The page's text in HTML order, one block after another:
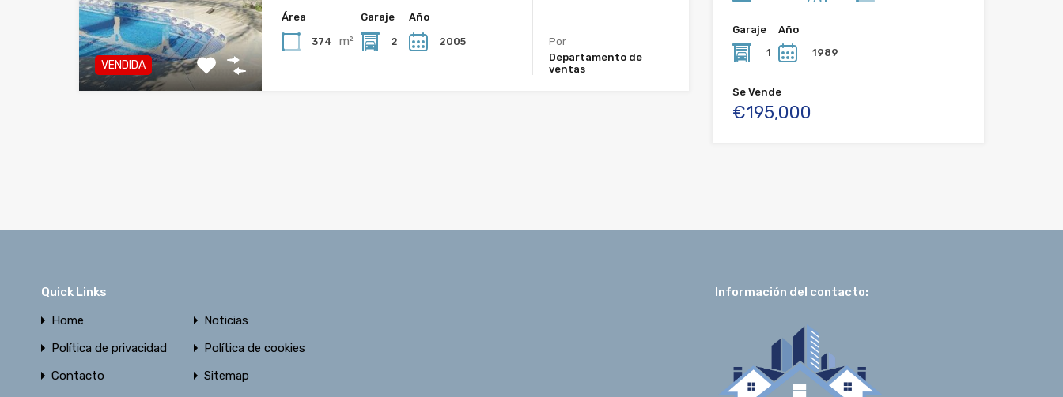
VENDIDA
Área
374 m²
Garaje
2
Año
2005
Por
Departamento de
ventas
Garaje
1
Año
1989
Se Vende
€195,000
Quick Links
Home
Noticias
Política de privacidad
Política de cookies
Contacto
Sitemap
Información del contacto: